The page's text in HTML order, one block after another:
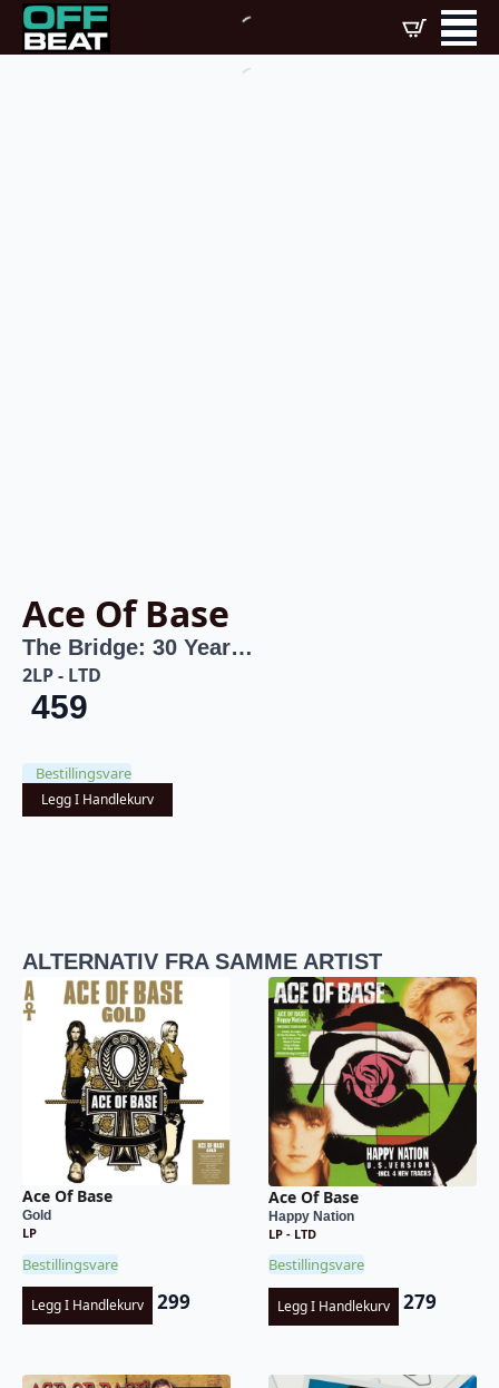
Ace Of Base
The Bridge: 30 Year…
2LP - LTD
459
Bestillingsvare
Legg I Handlekurv
ALTERNATIV FRA SAMME ARTIST
Ace Of Base
Gold
LP
Bestillingsvare
Legg I Handlekurv 299
Ace Of Base
Happy Nation
LP - LTD
Bestillingsvare
Legg I Handlekurv 279